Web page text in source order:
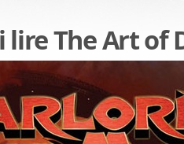
lire The Art of